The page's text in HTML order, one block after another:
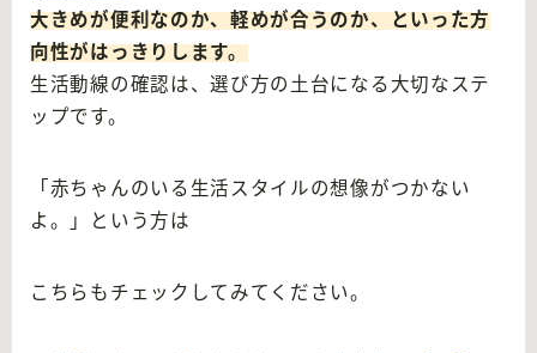
大きめが便利なのか、軽めが合うのか、といった方
向性がはっきりします。
生活動線の確認は、選び方の土台になる大切なステ
ップです。
「赤ちゃんのいる生活スタイルの想像がつかない
よ。」という方は
こちらもチェックしてみてください。